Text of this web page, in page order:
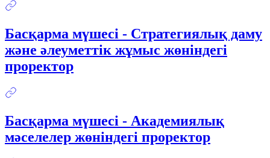
Басқарма мүшесі - Стратегиялық даму
және әлеуметтік жұмыс жөніндегі
проректор
Басқарма мүшесі - Академиялық
мәселелер жөніндегі проректор